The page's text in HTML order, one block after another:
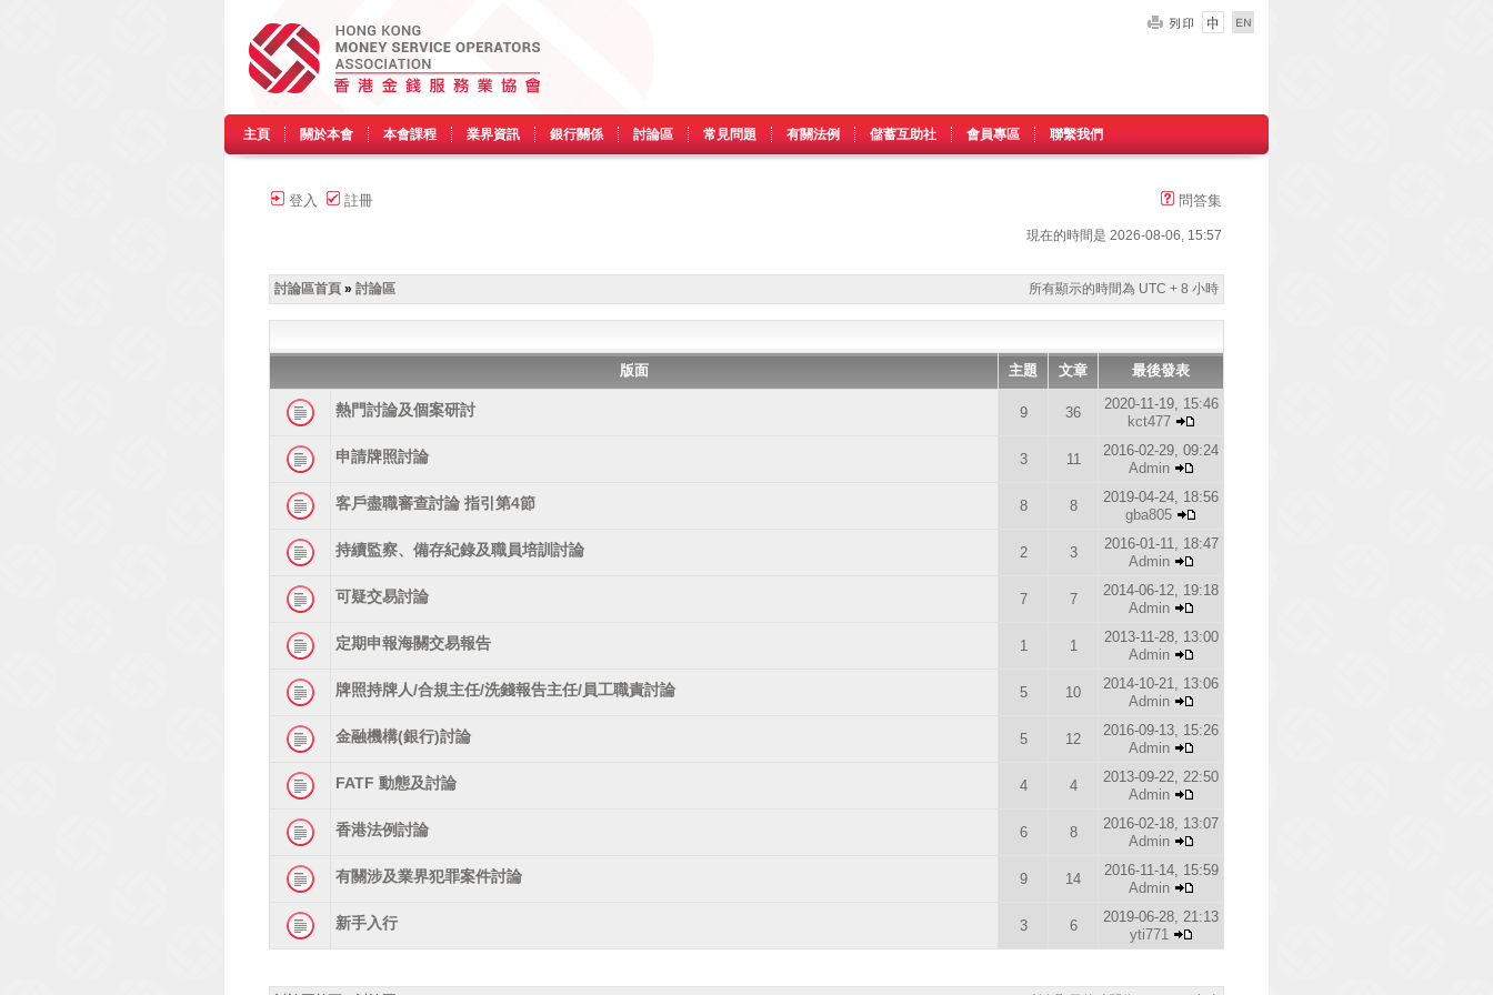
主頁 關於本會 本會課程 業界資訊 銀行關係 討論區 常見問題 有關法例 儲蓄互助社 會員專區 聯繫我們
登入 註冊 問答集
現在的時間是 2026-08-06, 15:57
討論區首頁 » 討論區 所有顯示的時間為 UTC + 8 小時
版面 主題 文章 最後發表
熱門討論及個案研討 9 36
2020-11-19, 15:46
kct477
申請牌照討論 3 11
2016-02-29, 09:24
Admin
客戶盡職審查討論 指引第4節 8 8
2019-04-24, 18:56
gba805
持續監察、備存紀錄及職員培訓討論 2 3
2016-01-11, 18:47
Admin
可疑交易討論 7 7
2014-06-12, 19:18
Admin
定期申報海關交易報告 1 1
2013-11-28, 13:00
Admin
牌照持牌人/合規主任/洗錢報告主任/員工職責討論 5 10
2014-10-21, 13:06
Admin
金融機構(銀行)討論 5 12
2016-09-13, 15:26
Admin
FATF 動態及討論 4 4
2013-09-22, 22:50
Admin
香港法例討論 6 8
2016-02-18, 13:07
Admin
有關涉及業界犯罪案件討論 9 14
2016-11-14, 15:59
Admin
新手入行 3 6
2019-06-28, 21:13
yti771